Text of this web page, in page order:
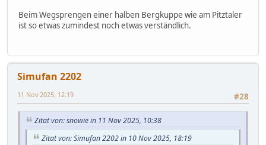
Beim Wegsprengen einer halben Bergkuppe wie am Pitztaler
ist so etwas zumindest noch etwas verständlich.
Simufan 2202
#28
11 Nov 2025, 12:19
Zitat von: snowie in 11 Nov 2025, 10:38
Zitat von: Simufan 2202 in 10 Nov 2025, 18:19